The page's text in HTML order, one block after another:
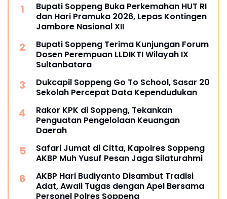
Bupati Soppeng Buka Perkemahan HUT RI
dan Hari Pramuka 2026, Lepas Kontingen
Jambore Nasional XII
Bupati Soppeng Terima Kunjungan Forum
Dosen Perempuan LLDIKTI Wilayah IX
Sultanbatara
Dukcapil Soppeng Go To School, Sasar 20
Sekolah Percepat Data Kependudukan
Rakor KPK di Soppeng, Tekankan
Penguatan Pengelolaan Keuangan
Daerah
Safari Jumat di Citta, Kapolres Soppeng
AKBP Muh Yusuf Pesan Jaga Silaturahmi
AKBP Hari Budiyanto Disambut Tradisi
Adat, Awali Tugas dengan Apel Bersama
Personel Polres Soppeng